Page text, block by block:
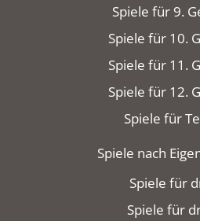
Spiele für 9.
Spiele für 10.
Spiele für 11.
Spiele für 12.
Spiele für
Spiele nach
Spiele für
Spiele für